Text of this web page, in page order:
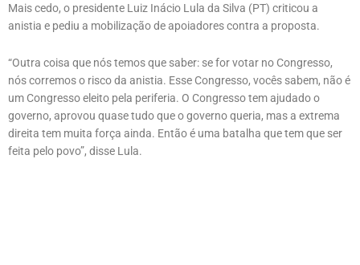
Mais cedo, o presidente Luiz Inácio Lula da Silva (PT) criticou a
anistia e pediu a mobilização de apoiadores contra a proposta.
“Outra coisa que nós temos que saber: se for votar no Congresso,
nós corremos o risco da anistia. Esse Congresso, vocês sabem, não é
um Congresso eleito pela periferia. O Congresso tem ajudado o
governo, aprovou quase tudo que o governo queria, mas a extrema
direita tem muita força ainda. Então é uma batalha que tem que ser
feita pelo povo”, disse Lula.